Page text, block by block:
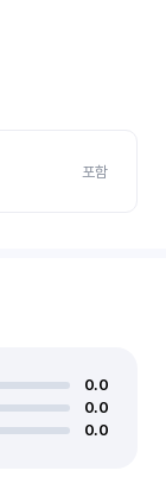
포함
0.0
0.0
0.0